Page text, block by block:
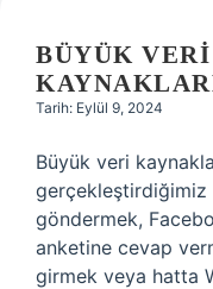
BÜYÜK
Tarih: Eylül 9, 2024
Büyük veri
gerçekleştirdiğimiz
göndermek,
anketine cevap
girmek veya hatta